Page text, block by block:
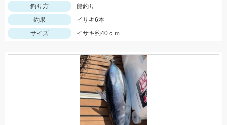
釣り方
船釣り
釣果
イサキ6本
サイズ
イサキ約40ｃｍ